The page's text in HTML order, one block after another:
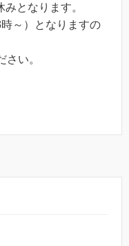
となります。
～）となりますの
い。